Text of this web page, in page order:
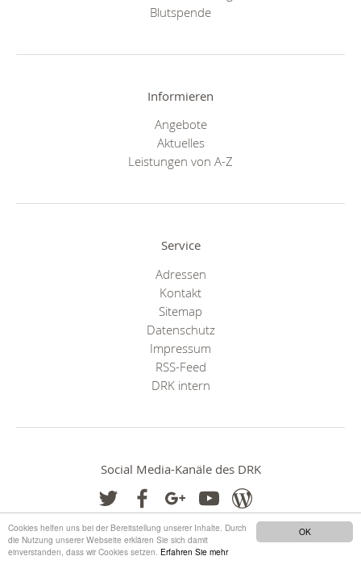
OK
Cookies helfen uns bei der Bereitstellung unserer Inhalte. Durch
die Nutzung unserer Webseite erklären Sie sich damit
einverstanden, dass wir Cookies setzen. Erfahren Sie mehr
Blutspende
Informieren
Angebote
Aktuelles
Leistungen von A-Z
Service
Adressen
Kontakt
Sitemap
Datenschutz
Impressum
RSS-Feed
DRK intern
Social Media-Kanäle des DRK